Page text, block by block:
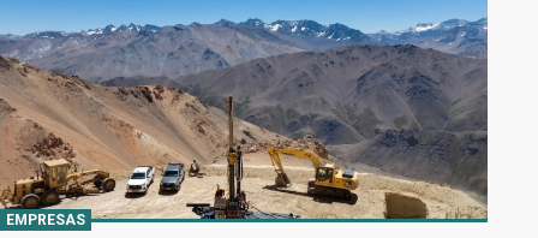
EMPRESAS